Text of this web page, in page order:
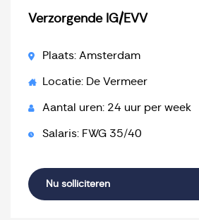
Verzorgende IG/EVV
Plaats: Amsterdam
Locatie: De Vermeer
Aantal uren: 24 uur per week
Salaris: FWG 35/40
Nu solliciteren